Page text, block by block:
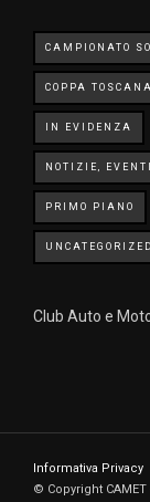
CAMPIONATO
COPPA TOSCANA
IN EVIDENZA
NOTIZIE,
PRIMO PIANO
UNCATEGORIZED
Club Auto e
Informativa Privacy
© Copyright CAMET